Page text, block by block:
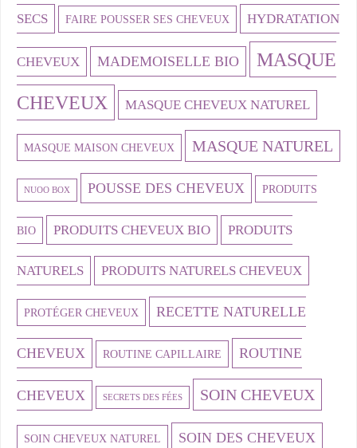
SECS FAIRE POUSSER SES CHEVEUX HYDRATATION
CHEVEUX MADEMOISELLE BIO
MASQUE
CHEVEUX
MASQUE CHEVEUX NATUREL
MASQUE MAISON CHEVEUX MASQUE NATUREL
NUOO BOX POUSSE DES CHEVEUX PRODUITS
BIO PRODUITS CHEVEUX BIO PRODUITS
NATURELS PRODUITS NATURELS CHEVEUX
PROTÉGER CHEVEUX RECETTE NATURELLE
CHEVEUX ROUTINE CAPILLAIRE ROUTINE
CHEVEUX SECRETS DES FÉES SOIN CHEVEUX
SOIN CHEVEUX NATUREL SOIN DES CHEVEUX